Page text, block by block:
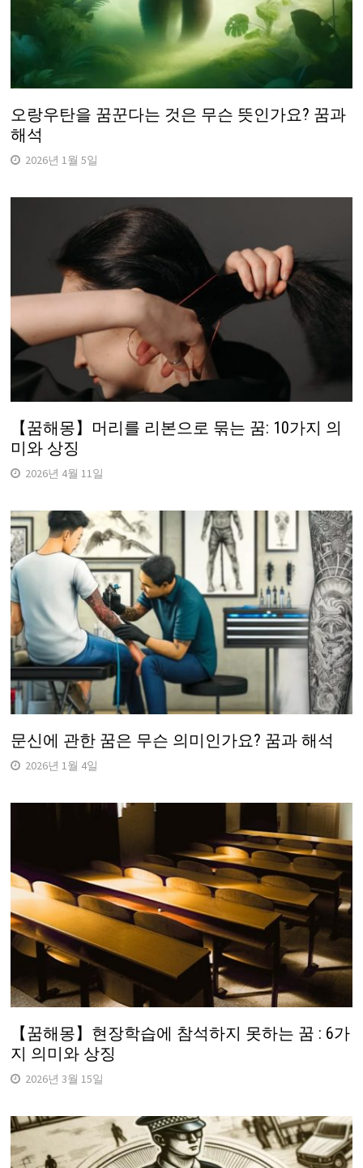
오랑우탄을 꿈꾼다는 것은 무슨 뜻인가요? 꿈과
해석
2026년 1월 5일
【꿈해몽】머리를 리본으로 묶는 꿈: 10가지 의
미와 상징
2026년 4월 11일
문신에 관한 꿈은 무슨 의미인가요? 꿈과 해석
2026년 1월 4일
【꿈해몽】현장학습에 참석하지 못하는 꿈 : 6가
지 의미와 상징
2026년 3월 15일